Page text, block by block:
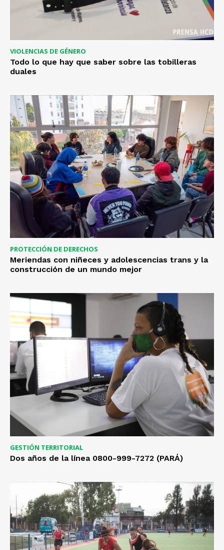
VIOLENCIAS DE GÉNERO
Todo lo que hay que saber sobre las tobilleras
duales
PROTECCIÓN DE DERECHOS
Meriendas con niñeces y adolescencias trans y la
construcción de un mundo mejor
GESTIÓN TERRITORIAL
Dos años de la línea 0800-999-7272 (PARÁ)